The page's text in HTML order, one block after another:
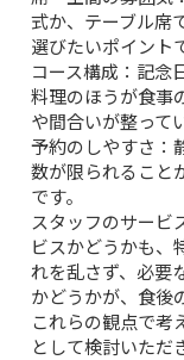
式か、テーブル席
選びたいポイント
コース構成： 記念
料理のほうが食事
や間合いが整って
予約のしやすさ：
数が限られること
です。
スタッフのサービ
ビスかどうかも、
れを乱さず、必要
かどうかが、食後
これらの観点で考
として検討いただ